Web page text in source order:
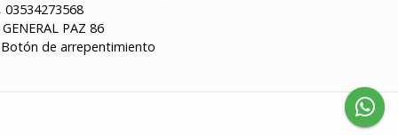
03534273568
GENERAL PAZ 86
de arrepentimiento